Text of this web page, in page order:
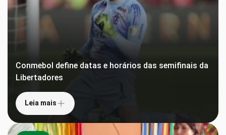
Conmebol define datas e horários das semifinais da
Libertadores
Leia mais